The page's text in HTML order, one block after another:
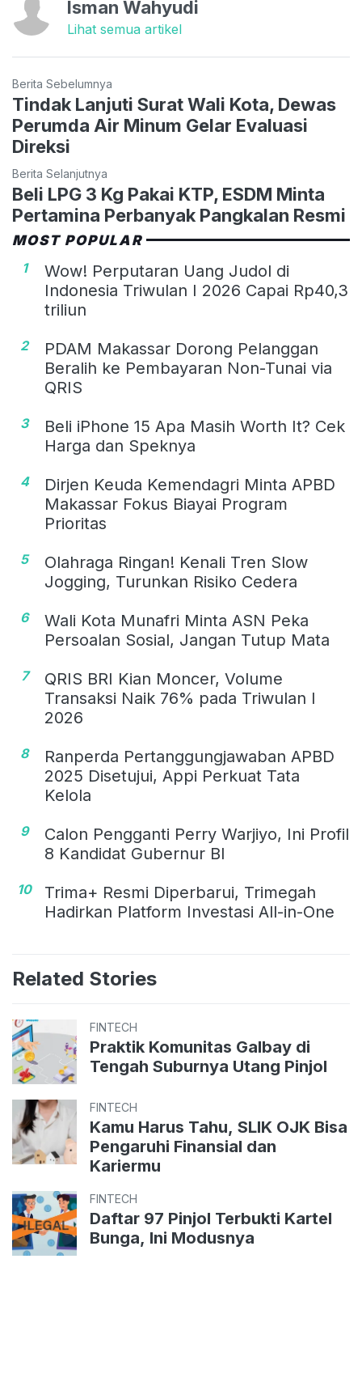
Isman Wahyudi
Lihat semua artikel
Berita Sebelumnya
Tindak Lanjuti Surat Wali Kota, Dewas
Perumda Air Minum Gelar Evaluasi
Direksi
Berita Selanjutnya
Beli LPG 3 Kg Pakai KTP, ESDM Minta
Pertamina Perbanyak Pangkalan Resmi
MOST POPULAR
1
Wow! Perputaran Uang Judol di
Indonesia Triwulan I 2026 Capai Rp40,3
triliun
2
PDAM Makassar Dorong Pelanggan
Beralih ke Pembayaran Non-Tunai via
QRIS
3
Beli iPhone 15 Apa Masih Worth It? Cek
Harga dan Speknya
4
Dirjen Keuda Kemendagri Minta APBD
Makassar Fokus Biayai Program
Prioritas
5
Olahraga Ringan! Kenali Tren Slow
Jogging, Turunkan Risiko Cedera
6
Wali Kota Munafri Minta ASN Peka
Persoalan Sosial, Jangan Tutup Mata
7
QRIS BRI Kian Moncer, Volume
Transaksi Naik 76% pada Triwulan I
2026
8
Ranperda Pertanggungjawaban APBD
2025 Disetujui, Appi Perkuat Tata
Kelola
9
Calon Pengganti Perry Warjiyo, Ini Profil
8 Kandidat Gubernur BI
10
Trima+ Resmi Diperbarui, Trimegah
Hadirkan Platform Investasi All-in-One
Related Stories
FINTECH
Praktik Komunitas Galbay di
Tengah Suburnya Utang Pinjol
FINTECH
Kamu Harus Tahu, SLIK OJK Bisa
Pengaruhi Finansial dan
Kariermu
FINTECH
Daftar 97 Pinjol Terbukti Kartel
Bunga, Ini Modusnya